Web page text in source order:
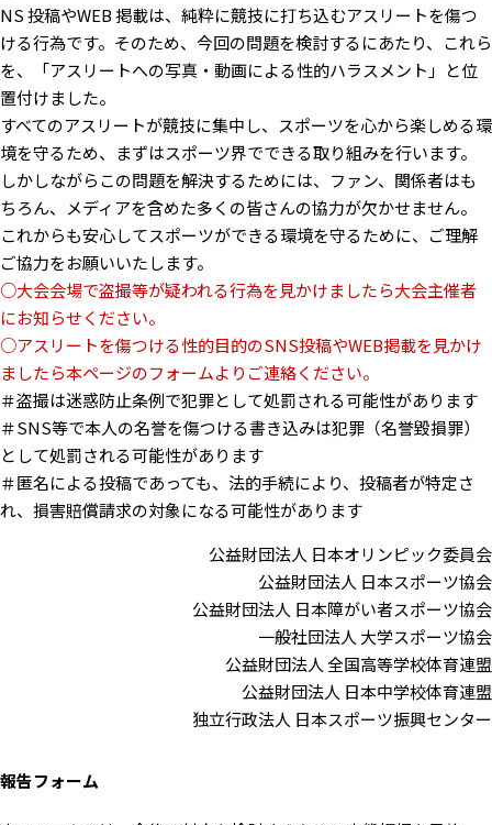
NS 投稿やWEB 掲載は、純粋に競技に打ち込むアスリートを傷つ
ける⾏為です。そのため、今回の問題を検討するにあたり、これら
を、「アスリートへの写真・動画による性的ハラスメント」と位
置付けました。
すべてのアスリートが競技に集中し、スポーツを⼼から楽しめる環
境を守るため、まずはスポーツ界でできる取り組みを⾏います。
しかしながらこの問題を解決するためには、ファン、関係者はも
ちろん、メディアを含めた多くの皆さんの協⼒が⽋かせません。
これからも安⼼してスポーツができる環境を守るために、ご理解
ご協⼒をお願いいたします。
○大会会場で盗撮等が疑われる行為を見かけましたら大会主催者
にお知らせください。
○アスリートを傷つける性的目的のSNS投稿やWEB掲載を見かけ
ましたら本ページのフォームよりご連絡ください。
＃盗撮は迷惑防止条例で犯罪として処罰される可能性があります
＃SNS等で本人の名誉を傷つける書き込みは犯罪（名誉毀損罪）
として処罰される可能性があります
＃匿名による投稿であっても、法的手続により、投稿者が特定さ
れ、損害賠償請求の対象になる可能性があります
公益財団法人 日本オリンピック委員会
公益財団法人 日本スポーツ協会
公益財団法人 日本障がい者スポーツ協会
一般社団法人 大学スポーツ協会
公益財団法人 全国高等学校体育連盟
公益財団法人 日本中学校体育連盟
独立行政法人 日本スポーツ振興センター
報告フォーム